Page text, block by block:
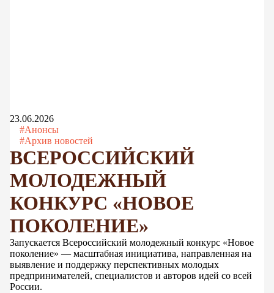
23.06.2026
#Анонсы
#Архив новостей
ВСЕРОССИЙСКИЙ
МОЛОДЕЖНЫЙ
КОНКУРС «НОВОЕ
ПОКОЛЕНИЕ»
Запускается Всероссийский молодежный конкурс «Новое
поколение» — масштабная инициатива, направленная на
выявление и поддержку перспективных молодых
предпринимателей, специалистов и авторов идей со всей
России.